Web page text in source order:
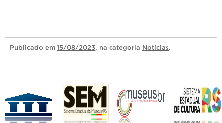
Publicado em 15/08/2023, na categoria Notícias.